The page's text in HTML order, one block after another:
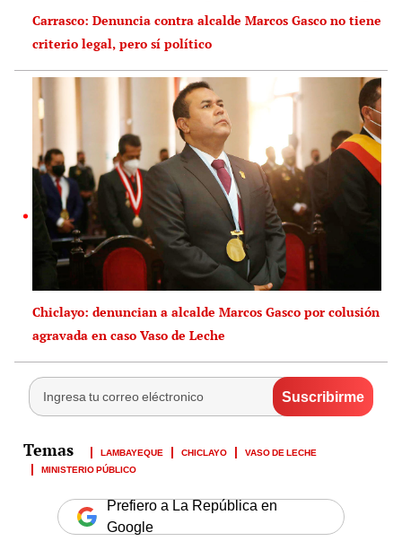
Carrasco: Denuncia contra alcalde Marcos Gasco no tiene
criterio legal, pero sí político
Chiclayo: denuncian a alcalde Marcos Gasco por colusión
agravada en caso Vaso de Leche
LAMBAYEQUE CHICLAYO
VASO DE LECHE
MINISTERIO PÚBLICO
Prefiero a La República en
Google